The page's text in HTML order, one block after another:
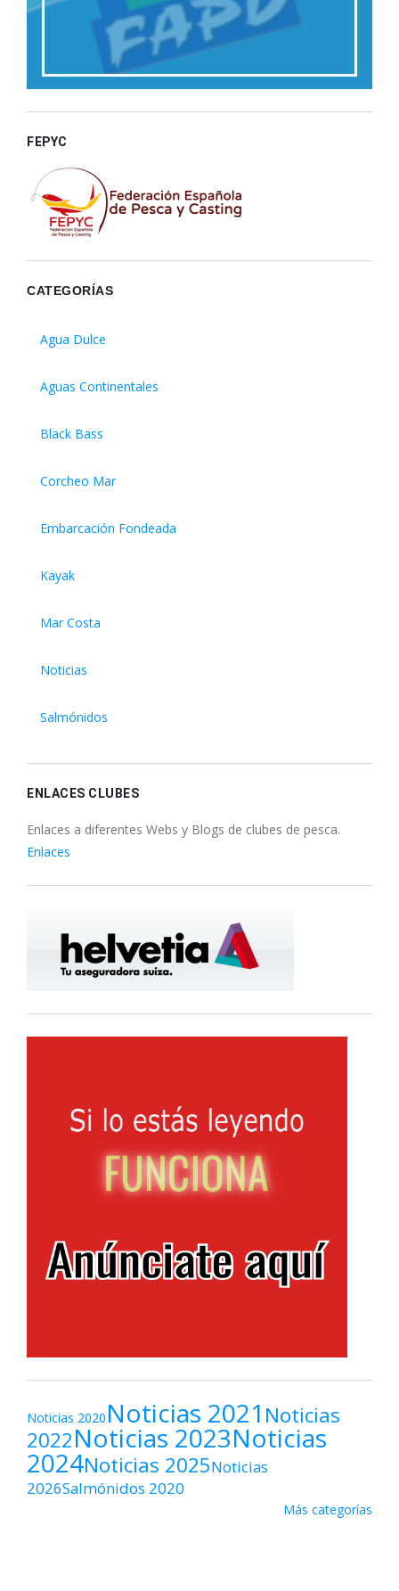
FEPYC
CATEGORÍAS
Agua Dulce
Aguas Continentales
Black Bass
Corcheo Mar
Embarcación Fondeada
Kayak
Mar Costa
Noticias
Salmónidos
ENLACES CLUBES
Enlaces a diferentes Webs y Blogs de clubes de pesca.
Enlaces
Noticias 2020 Noticias 2021 Noticias
2022Noticias 2023Noticias
2024Noticias 2025Noticias
2026Salmónidos 2020
Más categorías